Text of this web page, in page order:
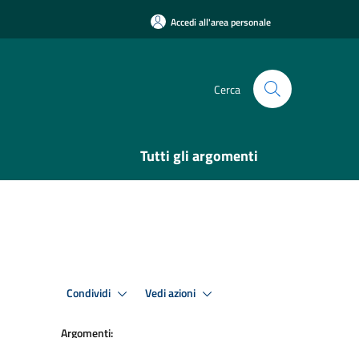
Accedi all'area personale
Cerca
Tutti gli argomenti
Condividi Vedi azioni
Argomenti: